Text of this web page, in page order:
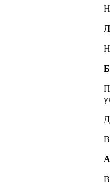
В
В